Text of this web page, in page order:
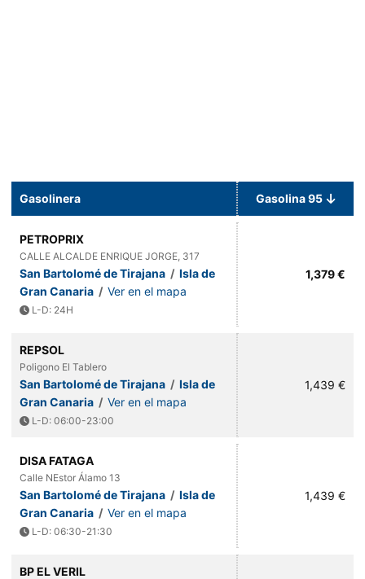
Gasolinera Gasolina 95
PETROPRIX
CALLE ALCALDE ENRIQUE JORGE, 317
San Bartolomé de Tirajana / Isla de
Gran Canaria / Ver en el mapa
L-D: 24H
1,379 €
REPSOL
Poligono El Tablero
San Bartolomé de Tirajana / Isla de
Gran Canaria / Ver en el mapa
L-D: 06:00-23:00
1,439 €
DISA FATAGA
Calle NEstor Álamo 13
San Bartolomé de Tirajana / Isla de
Gran Canaria / Ver en el mapa
L-D: 06:30-21:30
1,439 €
BP EL VERIL